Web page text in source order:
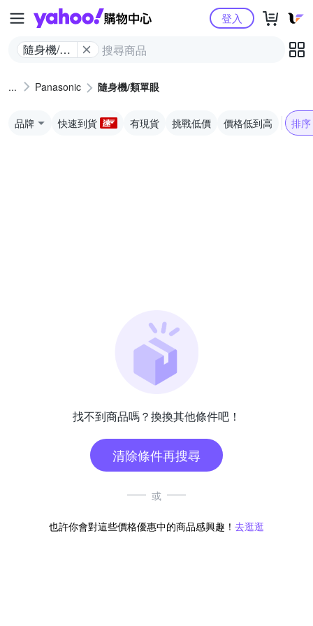
Yahoo購物中心
隨身機/類
登入
Panasonic 隨身機/類單眼
品牌 快速到貨 有現貨 挑戰低價 價格低到高 排序
找不到商品嗎？換換其他條件吧！
清除條件再搜尋
或
也許你會對這些價格優惠中的商品感興趣！ 去逛逛